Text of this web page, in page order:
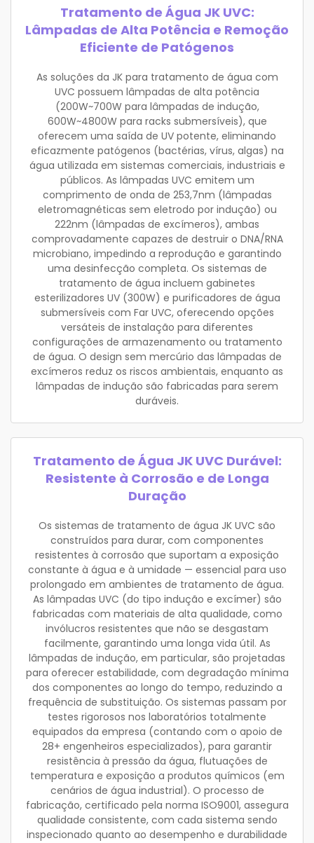
Tratamento de Água JK UVC:
Lâmpadas de Alta Potência e Remoção
Eficiente de Patógenos
As soluções da JK para tratamento de água com
UVC possuem lâmpadas de alta potência
(200W~700W para lâmpadas de indução,
600W~4800W para racks submersíveis), que
oferecem uma saída de UV potente, eliminando
eficazmente patógenos (bactérias, vírus, algas) na
água utilizada em sistemas comerciais, industriais e
públicos. As lâmpadas UVC emitem um
comprimento de onda de 253,7nm (lâmpadas
eletromagnéticas sem eletrodo por indução) ou
222nm (lâmpadas de excímeros), ambas
comprovadamente capazes de destruir o DNA/RNA
microbiano, impedindo a reprodução e garantindo
uma desinfecção completa. Os sistemas de
tratamento de água incluem gabinetes
esterilizadores UV (300W) e purificadores de água
submersíveis com Far UVC, oferecendo opções
versáteis de instalação para diferentes
configurações de armazenamento ou tratamento
de água. O design sem mercúrio das lâmpadas de
excímeros reduz os riscos ambientais, enquanto as
lâmpadas de indução são fabricadas para serem
duráveis.
Tratamento de Água JK UVC Durável:
Resistente à Corrosão e de Longa
Duração
Os sistemas de tratamento de água JK UVC são
construídos para durar, com componentes
resistentes à corrosão que suportam a exposição
constante à água e à umidade — essencial para uso
prolongado em ambientes de tratamento de água.
As lâmpadas UVC (do tipo indução e excímer) são
fabricadas com materiais de alta qualidade, como
invólucros resistentes que não se desgastam
facilmente, garantindo uma longa vida útil. As
lâmpadas de indução, em particular, são projetadas
para oferecer estabilidade, com degradação mínima
dos componentes ao longo do tempo, reduzindo a
frequência de substituição. Os sistemas passam por
testes rigorosos nos laboratórios totalmente
equipados da empresa (contando com o apoio de
28+ engenheiros especializados), para garantir
resistência à pressão da água, flutuações de
temperatura e exposição a produtos químicos (em
cenários de água industrial). O processo de
fabricação, certificado pela norma ISO9001, assegura
qualidade consistente, com cada sistema sendo
inspecionado quanto ao desempenho e durabilidade